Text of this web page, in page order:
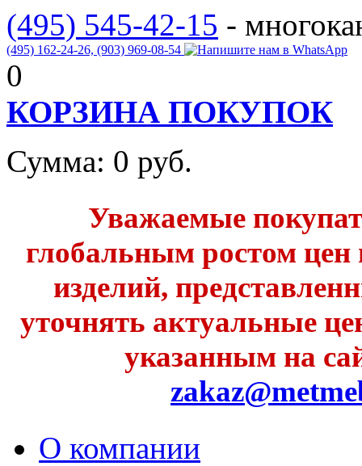
(495) 545-42-15 -
(495) 162-24-26, (903) 969-08-54
0
КОРЗИНА ПОКУПОК
Сумма: 0 руб.
Уважаемые
глобальным ростом
изделий,
уточнять актуальные
указанным на
О компании